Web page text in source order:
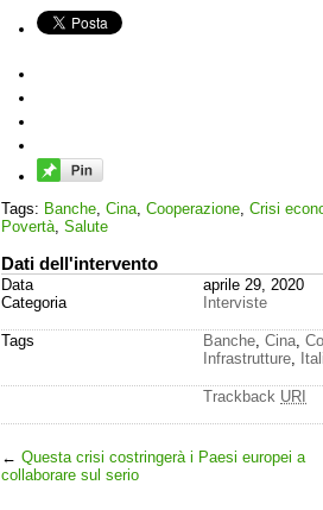
Tags: Banche Cina Cooperazione Crisi
Povertà Salute
Dati dell'intervento
Data
Categoria
aprile 29, 2020
Interviste
Tags Banche Cina
Infrastrutture
Trackback URI
← Questa crisi costringerà i Paesi europei a
collaborare sul serio